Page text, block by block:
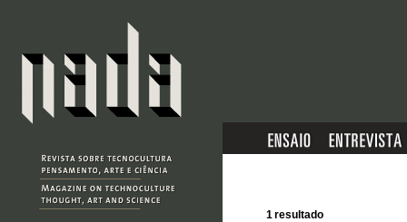
1 resultado